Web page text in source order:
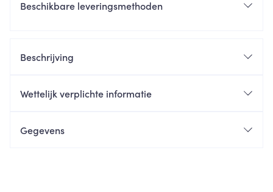
Beschikbare leveringsmethoden
Beschrijving
Wettelijk verplichte informatie
Gegevens